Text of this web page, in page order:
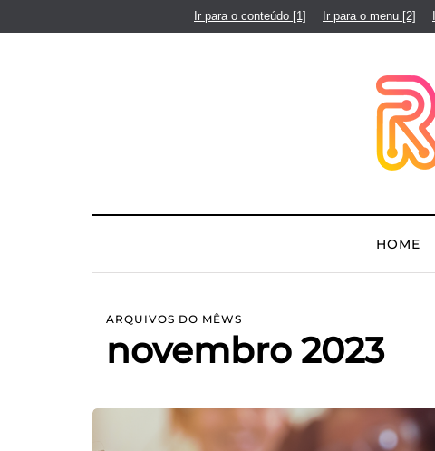
Ir para o conteúdo [1] Ir para o menu [2]
HOME
ARQUIVOS DO MÊWS
novembro 2023